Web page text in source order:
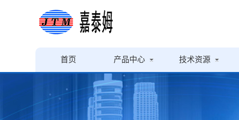
首页 产品中心 技术资源